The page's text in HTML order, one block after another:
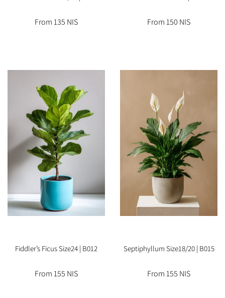
From 150 NIS
From 135 NIS
Septiphyllum Size18/20 | B015
From 155 NIS
Fiddler’s Ficus Size24 | B012
From 155 NIS